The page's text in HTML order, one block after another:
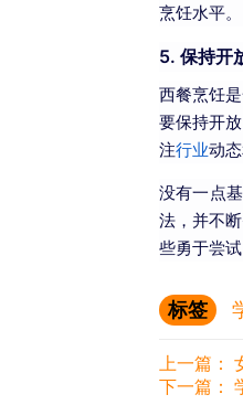
烹饪水平。
5. 保持开
西餐烹饪
要保持开
注行业动
没有一点
法，并不
些勇于尝
标签
上一篇：
下一篇：